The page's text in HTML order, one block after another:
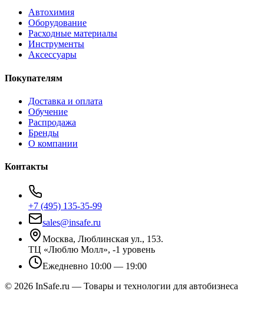
Автохимия
Оборудование
Расходные материалы
Инструменты
Аксессуары
Покупателям
Доставка и оплата
Обучение
Распродажа
Бренды
О компании
Контакты
+7 (495) 135-35-99
sales@insafe.ru
Москва, Люблинская ул., 153.
ТЦ «Люблю Молл», -1 уровень
Ежедневно 10:00 — 19:00
© 2026 InSafe.ru — Товары и технологии для автобизнеса